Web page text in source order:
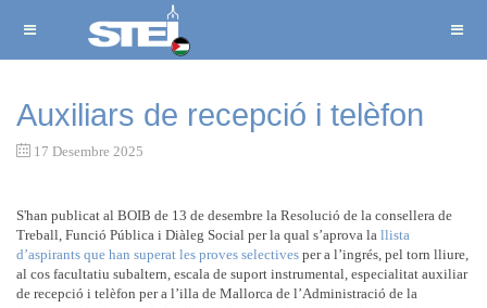
Auxiliars de recepció i telèfon
17 Desembre 2025
S'han publicat al BOIB de 13 de desembre la Resolució de la consellera de
Treball, Funció Pública i Diàleg Social per la qual s’aprova la llista
d’aspirants que han superat les proves selectives per a l’ingrés, pel torn lliure,
al cos facultatiu subaltern, escala de suport instrumental, especialitat auxiliar
de recepció i telèfon per a l’illa de Mallorca de l’Administració de la